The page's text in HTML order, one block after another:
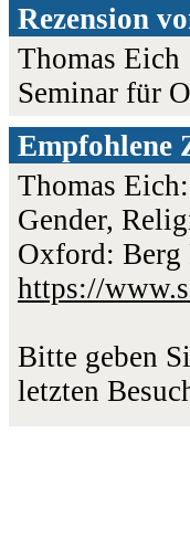
Rezension
Thomas Eich
Seminar für
Empfohlene
Thomas
Gender,
Oxford: Berg
https://
Bitte geben
letzten